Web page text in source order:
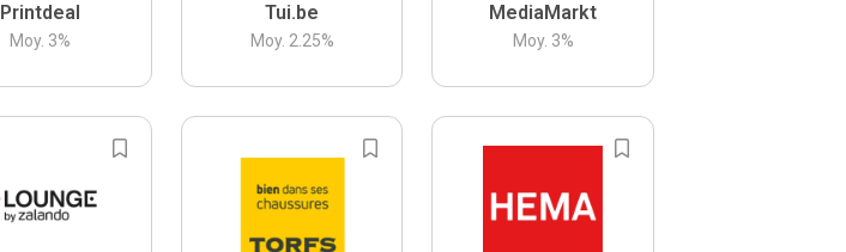
Printdeal
Moy. 3%
Tui.be
Moy. 2.25%
MediaMarkt
Moy. 3%